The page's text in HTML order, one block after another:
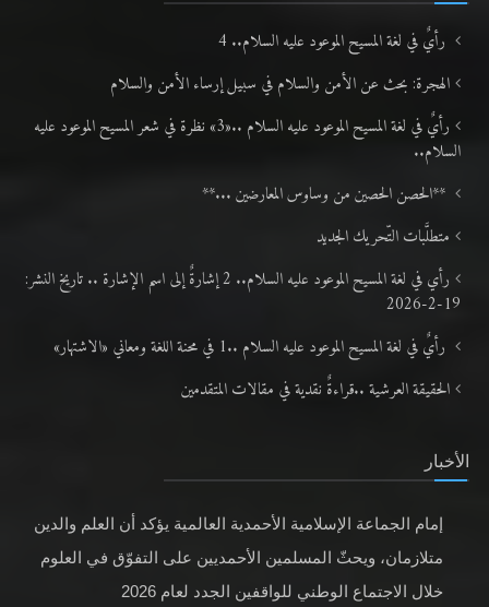
رأيٌ في لغة المسيح الموعود عليه السلام.. 4
الهجرة: بحث عن الأمن والسلام في سبيل إرساء الأمن والسلام
رأيٌ في لغة المسيح الموعود عليه السلام ..«3» نظرة في شعر المسيح الموعود عليه
السلام..
**الحصن الحصين من وساوس المعارضين ...**
متطلَّبات التّحريك الجديد
رأي في لغة المسيح الموعود عليه السلام.. 2 إشارةٌ إلى اسم الإشارة .. تاريخ النشر:
19-2-2026
رأيٌ في لغة المسيح الموعود عليه السلام ..1 في محنة اللغة ومعاني «الاشتهار»
الحقيقة العرشية ..قراءةٌ نقدية في مقالات المتقدمين
الأخبار
إمام الجماعة الإسلامية الأحمدية العالمية يؤكد أن العلم والدين
متلازمان، ويحثّ المسلمين الأحمديين على التفوّق في العلوم
خلال الاجتماع الوطني للواقفين الجدد لعام 2026